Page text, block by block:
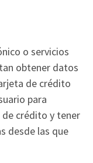
o servicios
obtener datos
de crédito
para
crédito y tener
desde las que